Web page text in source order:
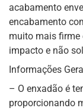
acabamento
encabamento
muito mais firme
impacto e não
Informações
– O enxadão é
proporcionando